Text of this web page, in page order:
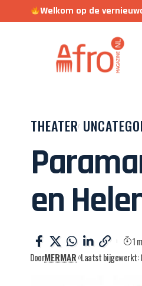
Welkom op de
THEATER
en
DoorMERMAR Laatst bijgewerkt:
1